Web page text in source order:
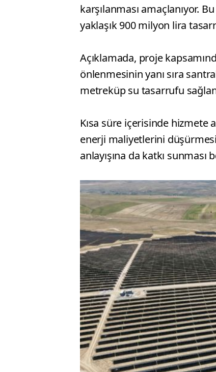
karşılanması amaçlanıyor.
yaklaşık 900 milyon lira
Açıklamada, proje
önlenmesinin yanı sıra
metreküp su tasarrufu
Kısa süre içerisinde hizmete
enerji maliyetlerini
anlayışına da katkı sunması